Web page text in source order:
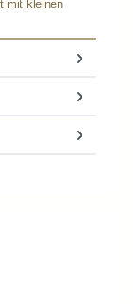
mit kleinen